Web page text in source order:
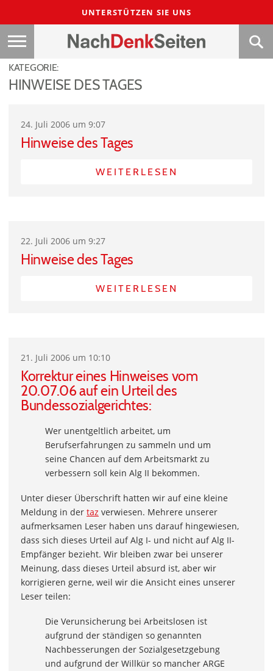
UNTERSTÜTZEN SIE UNS
KATEGORIE:
HINWEISE DES TAGES
24. Juli 2006 um 9:07
Hinweise des Tages
WEITERLESEN
22. Juli 2006 um 9:27
Hinweise des Tages
WEITERLESEN
21. Juli 2006 um 10:10
Korrektur eines Hinweises vom
20.07.06 auf ein Urteil des
Bundessozialgerichtes:
Wer unentgeltlich arbeitet, um
Berufserfahrungen zu sammeln und um
seine Chancen auf dem Arbeitsmarkt zu
verbessern soll kein Alg II bekommen.
Unter dieser Überschrift hatten wir auf eine kleine
Meldung in der taz verwiesen. Mehrere unserer
aufmerksamen Leser haben uns darauf hingewiesen,
dass sich dieses Urteil auf Alg I- und nicht auf Alg II-
Empfänger bezieht. Wir bleiben zwar bei unserer
Meinung, dass dieses Urteil absurd ist, aber wir
korrigieren gerne, weil wir die Ansicht eines unserer
Leser teilen:
Die Verunsicherung bei Arbeitslosen ist
aufgrund der ständigen so genannten
Nachbesserungen der Sozialgesetzgebung
und aufgrund der Willkür so mancher ARGE